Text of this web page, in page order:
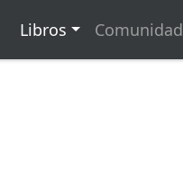
Libros Comunidad